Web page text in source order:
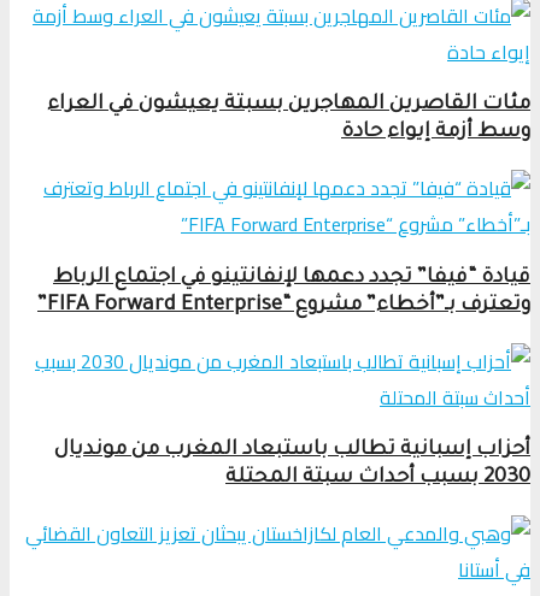
مئات القاصرين المهاجرين بسبتة يعيشون في العراء
وسط أزمة إيواء حادة
قيادة “فيفا” تجدد دعمها لإنفانتينو في اجتماع الرباط
وتعترف بـ”أخطاء” مشروع “FIFA Forward Enterprise”
أحزاب إسبانية تطالب باستبعاد المغرب من مونديال
2030 بسبب أحداث سبتة المحتلة